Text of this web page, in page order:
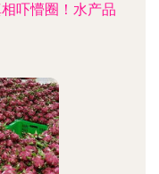
吓懵圈！水产品